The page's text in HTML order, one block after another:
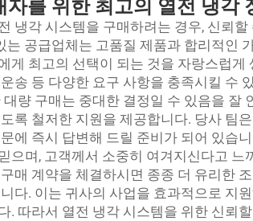
자를 위한 최고의 열전 냉각
냉각 시스템을 구매하려는 경우, 신뢰
는 공급업체는 고품질 제품과 합리적인
게 최고의 선택이 되는 것을 자랑스럽
송 등 다양한 요구 사항을 충족시킬 수
대량 구매는 중대한 결정일 수 있음을 잘
록 철저한 지원을 제공합니다. 당사 팀
에 즉시 답변해 드릴 준비가 되어 있습
으며, 고객께서 소중히 여겨지신다고
매 계약을 체결하시면 종종 더 유리한
다. 이는 귀사의 사업을 효과적으로 지
. 따라서 열전 냉각 시스템을 위한 신뢰